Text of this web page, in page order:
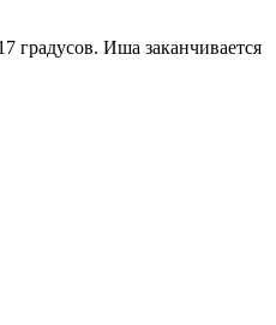
градусов. Иша заканчивается